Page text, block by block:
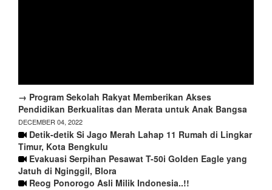
→ Program Sekolah Rakyat Memberikan Akses
Pendidikan Berkualitas dan Merata untuk Anak Bangsa
DECEMBER 04, 2022
Detik-detik Si Jago Merah Lahap 11 Rumah di Lingkar
Timur, Kota Bengkulu
Evakuasi Serpihan Pesawat T-50i Golden Eagle yang
Jatuh di Nginggil, Blora
Reog Ponorogo Asli Milik Indonesia..!!